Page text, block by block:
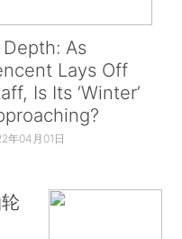
Depth: As
Lays Off
Is Its ‘Winter’
年04月01日